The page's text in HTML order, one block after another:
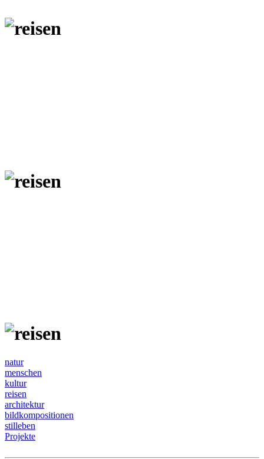
natur
menschen
kultur
reisen
architektur
bildkompositionen
stilleben
Projekte